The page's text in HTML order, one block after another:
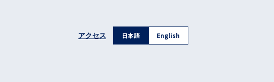
アクセス 日本語 English